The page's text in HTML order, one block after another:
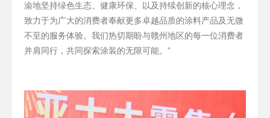
渝地坚持绿色生态、健康环保、以及持续创新的核心理念，
致力于为广大的消费者奉献更多卓越品质的涂料产品及无微
不至的服务体验。我们热切期盼与赣州地区的每一位消费者
并肩同行，共同探索涂装的无限可能。”